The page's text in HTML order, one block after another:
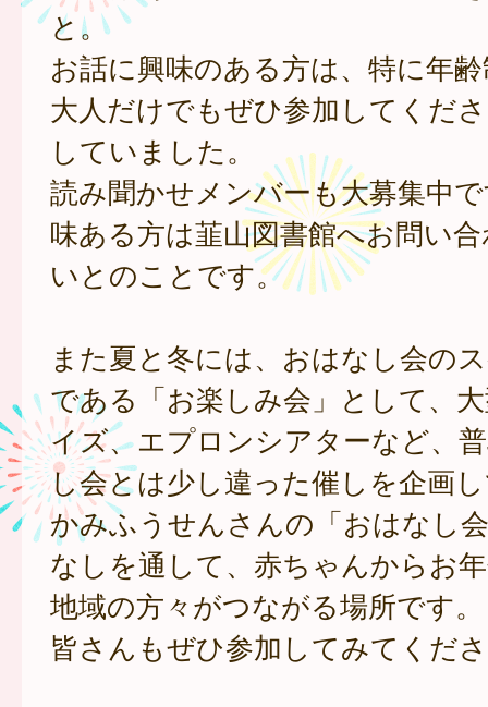
と。
お話に興味のある方は、特に年
大人だけでもぜひ参加してくだ
していました。
読み聞かせメンバーも大募集中
味ある方は韮山図書館へお問い
いとのことです。
また夏と冬には、おはなし会の
である「お楽しみ会」として、
イズ、エプロンシアターなど、
し会とは少し違った催しを企画
かみふうせんさんの「おはなし
なしを通して、赤ちゃんからお
地域の方々がつながる場所です。
皆さんもぜひ参加してみてくだ